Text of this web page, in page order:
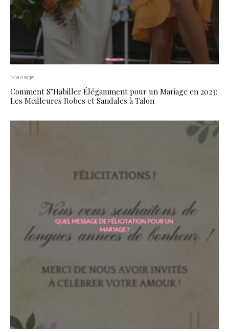
Mariage
Comment S’Habiller Élégamment pour un Mariage en 2023:
Les Meilleures Robes et Sandales à Talon